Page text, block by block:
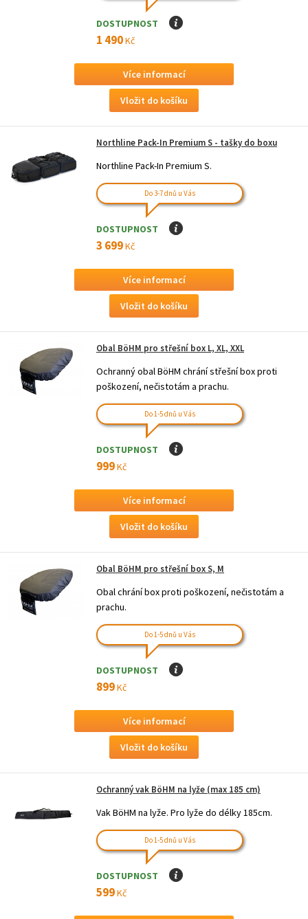
DOSTUPNOST I
1 490Kč
Více informací
Northline Pack-In Premium S - tašky do boxu
Northline Pack-In Premium S.
Do 3-7 dnů u Vás
DOSTUPNOST I
3 699Kč
Více informací
Obal BöHM pro střešní box L, XL, XXL
Ochranný obal BöHM chrání střešní box proti
poškození, nečistotám a prachu.
Do 1-5 dnů u Vás
DOSTUPNOST I
999Kč
Více informací
Obal BöHM pro střešní box S, M
Obal chrání box proti poškození, nečistotám a
prachu.
Do 1-5 dnů u Vás
DOSTUPNOST I
899Kč
Více informací
Ochranný vak BöHM na lyže (max 185 cm)
Vak BöHM na lyže. Pro lyže do délky 185cm.
Do 1-5 dnů u Vás
DOSTUPNOST I
599Kč